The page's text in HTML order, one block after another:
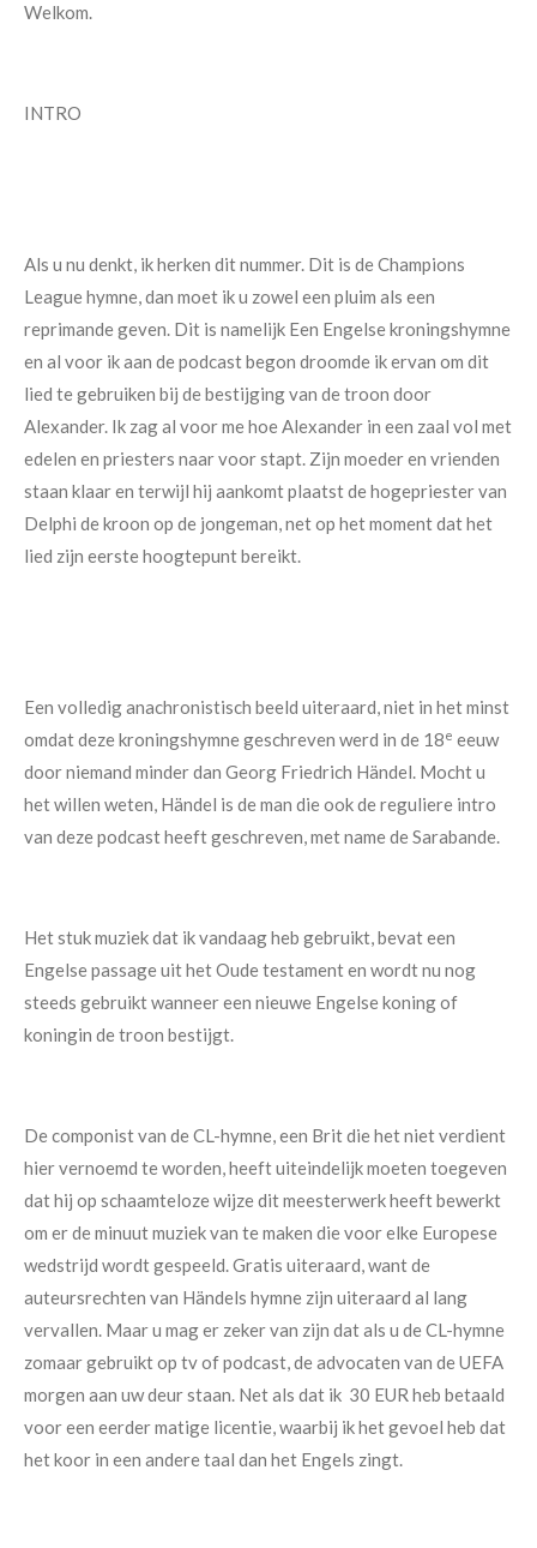
Welkom.
INTRO
Als u nu denkt, ik herken dit nummer. Dit is de Champions
League hymne, dan moet ik u zowel een pluim als een
reprimande geven. Dit is namelijk Een Engelse kroningshymne
en al voor ik aan de podcast begon droomde ik ervan om dit
lied te gebruiken bij de bestijging van de troon door
Alexander. Ik zag al voor me hoe Alexander in een zaal vol met
edelen en priesters naar voor stapt. Zijn moeder en vrienden
staan klaar en terwijl hij aankomt plaatst de hogepriester van
Delphi de kroon op de jongeman, net op het moment dat het
lied zijn eerste hoogtepunt bereikt.
Een volledig anachronistisch beeld uiteraard, niet in het minst
omdat deze kroningshymne geschreven werd in de 18e eeuw
door niemand minder dan Georg Friedrich Händel. Mocht u
het willen weten, Händel is de man die ook de reguliere intro
van deze podcast heeft geschreven, met name de Sarabande.
Het stuk muziek dat ik vandaag heb gebruikt, bevat een
Engelse passage uit het Oude testament en wordt nu nog
steeds gebruikt wanneer een nieuwe Engelse koning of
koningin de troon bestijgt.
De componist van de CL-hymne, een Brit die het niet verdient
hier vernoemd te worden, heeft uiteindelijk moeten toegeven
dat hij op schaamteloze wijze dit meesterwerk heeft bewerkt
om er de minuut muziek van te maken die voor elke Europese
wedstrijd wordt gespeeld. Gratis uiteraard, want de
auteursrechten van Händels hymne zijn uiteraard al lang
vervallen. Maar u mag er zeker van zijn dat als u de CL-hymne
zomaar gebruikt op tv of podcast, de advocaten van de UEFA
morgen aan uw deur staan. Net als dat ik 30 EUR heb betaald
voor een eerder matige licentie, waarbij ik het gevoel heb dat
het koor in een andere taal dan het Engels zingt.